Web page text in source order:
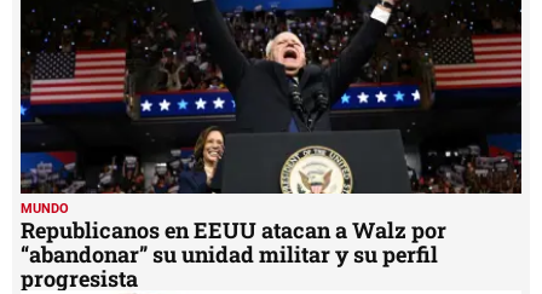
MUNDO
Republicanos en EEUU atacan a Walz por
“abandonar” su unidad militar y su perfil
progresista